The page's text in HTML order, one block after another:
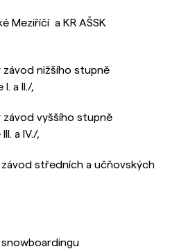
a KR AŠSK
nižšího stupně
a II./,
vyššího stupně
a IV./,
a učňovských
snowboardingu